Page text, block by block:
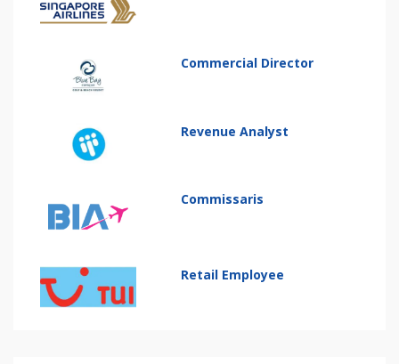
Commercial Director
Revenue Analyst
Commissaris
Retail Employee